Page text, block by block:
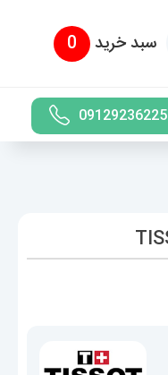
سبد خرید 0
09129236225